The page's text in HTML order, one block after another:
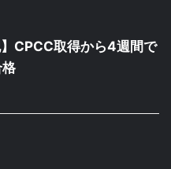
】CPCC取得から4週間で